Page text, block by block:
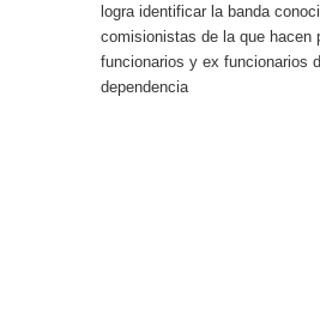
logra identificar la banda
comisionistas de la que hacen
funcionarios y ex funcionarios
dependencia